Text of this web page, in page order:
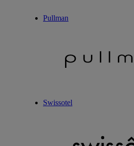
Pullman
Swissotel